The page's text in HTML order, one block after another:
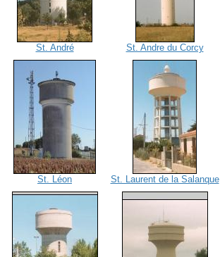
St. André St. Andre du Corcy
St. Léon St. Laurent de la Salanque